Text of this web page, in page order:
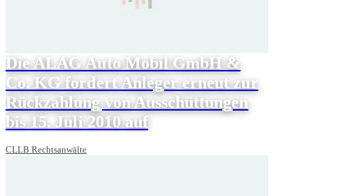
Die ALAG Auto Mobil GmbH &
Co. KG fordert Anleger erneut zur
Rückzahlung von Ausschüttungen
bis 15. Juli 2010 auf
CLLB Rechtsanwälte